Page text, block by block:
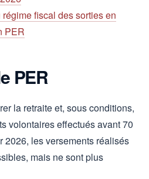
fiscal des sorties en
PER
PER
la retraite et, sous conditions,
volontaires effectués avant 70
2026, les versements réalisés
mais ne sont plus